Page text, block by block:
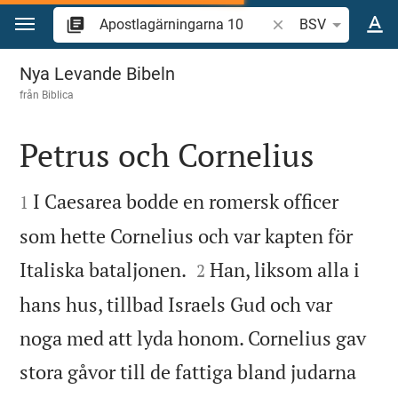
Hoppa till innehåll
Sök bibelvers eller
BSV
Apostlagärningarna 10
Nya Levande Bibeln
från Biblica

Petrus och Cornelius

1 I Caesarea bodde en romersk officer
som hette Cornelius och var kapten för
Italiska bataljonen. 

2 Han, liksom alla i
hans hus, tillbad Israels Gud och var
noga med att lyda honom. Cornelius gav
stora gåvor till de fattiga bland judarna